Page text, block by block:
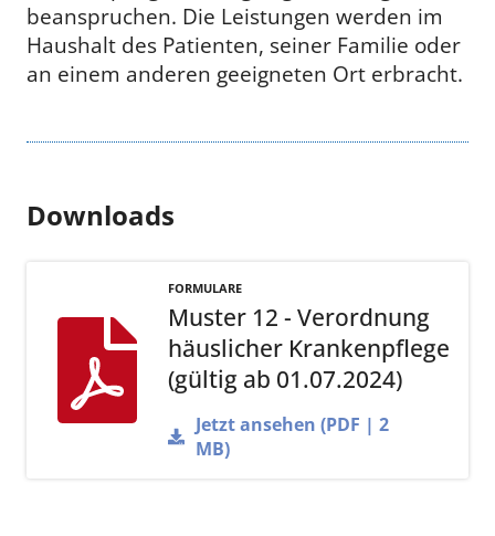
beanspruchen. Die Leistungen werden im
Haushalt des Patienten, seiner Familie oder
an einem anderen geeigneten Ort erbracht.
Downloads
FORMULARE
Muster 12 - Verordnung
häuslicher Krankenpflege
(gültig ab 01.07.2024)
Jetzt ansehen (PDF | 2
MB)